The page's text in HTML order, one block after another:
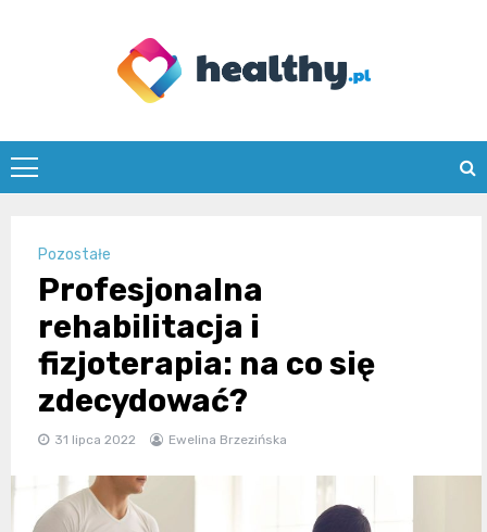
healthy.pl
Pozostałe
Profesjonalna
rehabilitacja i
fizjoterapia: na co się
zdecydować?
31 lipca 2022 Ewelina Brzezińska